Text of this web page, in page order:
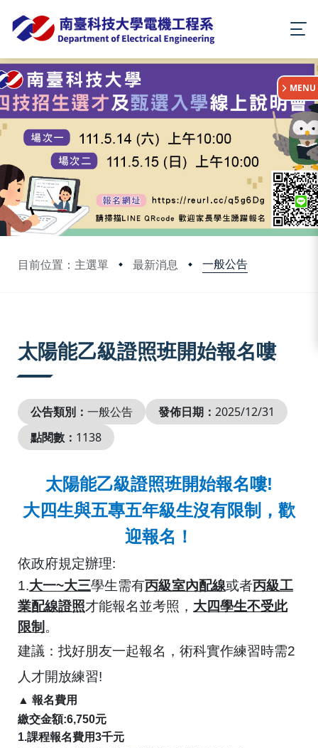
目前位置：主選單 最新消息 一般公告
:::
MENU
太陽能乙級證照班開始報名嘍
公告類別： 一般公告 發佈日期： 2025/12/31
點閱數： 1138
太陽能乙級證照班開始報名嘍!
大四生與五專五年級生沒有限制，歡
迎報名！
依政府規定辦理:
1.大一~大三學生需有丙級室內配線或者丙級工
業配線證照才能報名並考照， 大四學生不受此
限制 。
建議：找好朋友一起報名，術科實作練習時需2
人才開放練習!
▲ 報名費用
繳交金額:6,750元
1.課程報名費用3千元